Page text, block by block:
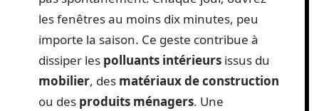
les fenêtres au moins dix minutes, peu
importe la saison. Ce geste contribue à
dissiper les polluants intérieurs issus du
mobilier, des matériaux de construction
ou des produits ménagers. Une